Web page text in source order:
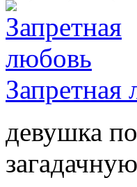
Запретная
девушка